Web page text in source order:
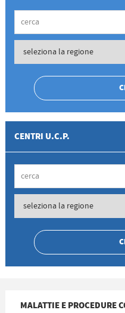
CENTRI U.C.P.
MALATTIE E PROCEDURE